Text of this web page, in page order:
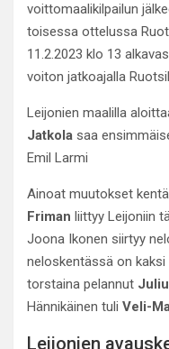
voittomaalikilpailun
toisessa ottelussa
11.2.2023 klo 13
voiton jatkoajalla
Leijonien maalilla
Jatkola saa
Emil Larmi
Ainoat muutokset
Friman liittyy Leijoniin
Joona Ikonen siirtyy
neloskentässä on
torstaina pelannut
Hännikäinen tuli Veli-
Leijonien